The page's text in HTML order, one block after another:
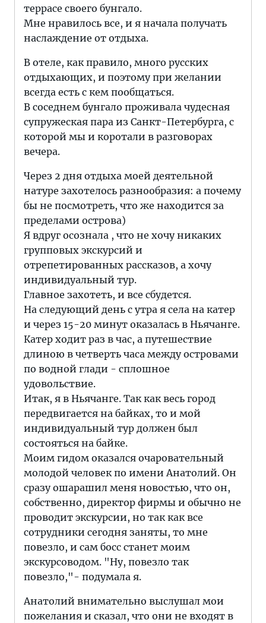
террасе своего бунгало.
Мне нравилось все, и я начала получать
наслаждение от отдыха.
В отеле, как правило, много русских
отдыхающих, и поэтому при желании
всегда есть с кем пообщаться.
В соседнем бунгало проживала чудесная
супружеская пара из Санкт-Петербурга, с
которой мы и коротали в разговорах
вечера.
Через 2 дня отдыха моей деятельной
натуре захотелось разнообразия: а почему
бы не посмотреть, что же находится за
пределами острова)
Я вдруг осознала , что не хочу никаких
групповых экскурсий и
отрепетированных рассказов, а хочу
индивидуальный тур.
Главное захотеть, и все сбудется.
На следующий день с утра я села на катер
и через 15-20 минут оказалась в Ньячанге.
Катер ходит раз в час, а путешествие
длиною в четверть часа между островами
по водной глади - сплошное
удовольствие.
Итак, я в Ньячанге. Так как весь город
передвигается на байках, то и мой
индивидуальный тур должен был
состояться на байке.
Моим гидом оказался очаровательный
молодой человек по имени Анатолий. Он
сразу ошарашил меня новостью, что он,
собственно, директор фирмы и обычно не
проводит экскурсии, но так как все
сотрудники сегодня заняты, то мне
повезло, и сам босс станет моим
экскурсоводом. "Ну, повезло так
повезло,"- подумала я.
Анатолий внимательно выслушал мои
пожелания и сказал, что они не входят в